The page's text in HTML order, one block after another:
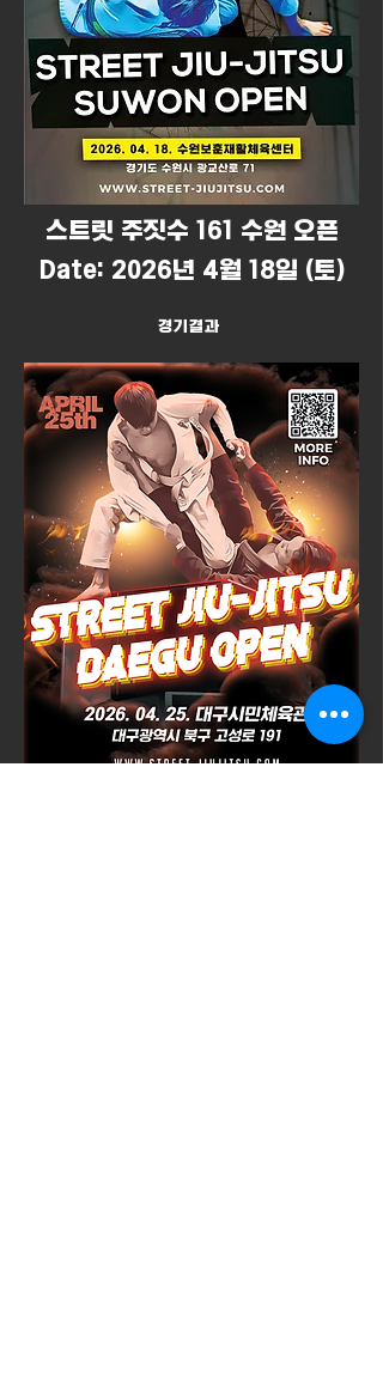
​스트릿 주짓수 161 수원 오픈
Date: 2026년 4월 18일 (토)
경기결과